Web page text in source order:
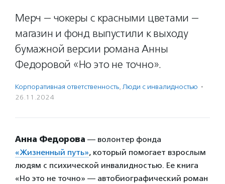
Мерч — чокеры с красными цветами —
магазин и фонд выпустили к выходу
бумажной версии романа Анны
Федоровой «Но это не точно».
Корпоративная ответственность, Люди с инвалидностью ·
26.11.2024
Анна Федорова — волонтер фонда
«Жизненный путь», который помогает взрослым
людям с психической инвалидностью. Ее книга
«Но это не точно» — автобиографический роман